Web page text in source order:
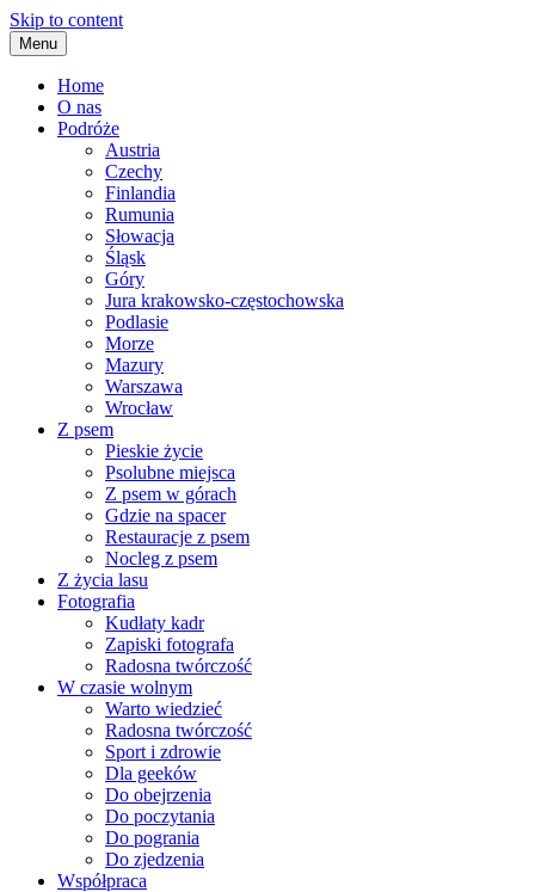
Skip to content
Menu
Home
O nas
Podróże
Austria
Czechy
Finlandia
Rumunia
Słowacja
Śląsk
Góry
Jura krakowsko-częstochowska
Podlasie
Morze
Mazury
Warszawa
Wrocław
Z psem
Pieskie życie
Psolubne miejsca
Z psem w górach
Gdzie na spacer
Restauracje z psem
Nocleg z psem
Z życia lasu
Fotografia
Kudłaty kadr
Zapiski fotografa
Radosna twórczość
W czasie wolnym
Warto wiedzieć
Radosna twórczość
Sport i zdrowie
Dla geeków
Do obejrzenia
Do poczytania
Do pogrania
Do zjedzenia
Współpraca